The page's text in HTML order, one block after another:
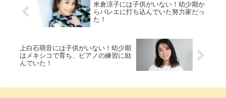
米倉涼子には子供がいない！幼少期か
らバレエに打ち込んでいた努力家だっ
た！
上白石萌音には子供がいない！幼少期
はメキシコで育ち、ピアノの練習に励
んでいた！